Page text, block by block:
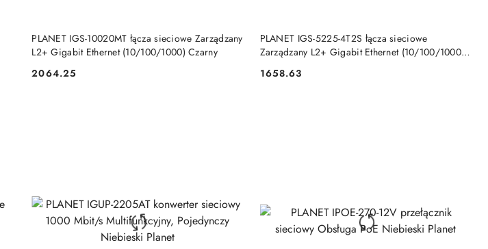
PLANET IGS-10020MT łącza sieciowe Zarządzany
L2+ Gigabit Ethernet (10/100/1000) Czarny
Cena:
2064.25
DO KOSZYKA
PLANET IGS-5225-4T2S łącza sieciowe
Zarządzany L2+ Gigabit Ethernet (10/100/1000)
Cena:
1658.63
DO KOSZYKA